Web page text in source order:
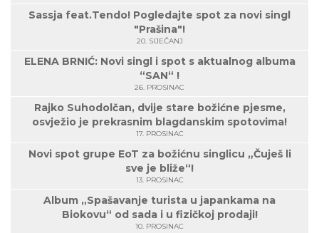
Sassja feat.Tendo! Pogledajte spot za novi singl
"Prašina"!
20. SIJEČANJ
ELENA BRNIĆ: Novi singl i spot s aktualnog albuma
“SAN“ !
26. PROSINAC
Rajko Suhodolčan, dvije stare božićne pjesme,
osvježio je prekrasnim blagdanskim spotovima!
17. PROSINAC
Novi spot grupe EoT za božićnu singlicu „Čuješ li
sve je bliže“!
13. PROSINAC
Album „Spašavanje turista u japankama na
Biokovu“ od sada i u fizičkoj prodaji!
10. PROSINAC